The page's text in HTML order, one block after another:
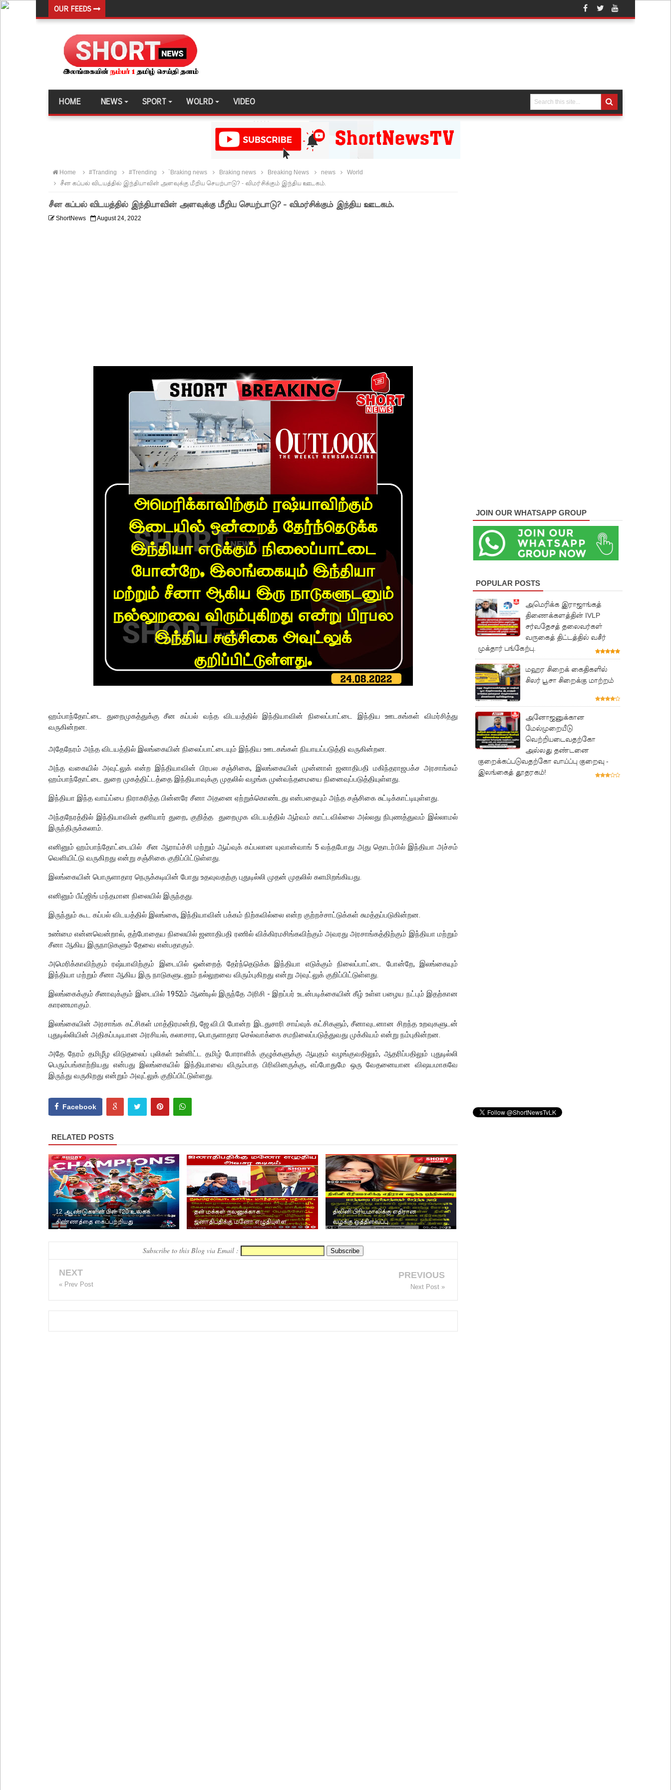
OUR FEEDS
நீர்கொழும்பு சிறைச்சாலை மோதல்: சந்தேகநபர்கள் 62 ஆக உயர்வு
நான்கு மாவட்டங்களுக்கு மண்சரிவு அபாய எச்சரிக்கை!
நேற்றைய மெகசின் சிறை மோதலில் கைதி ஒருவர் பலி!
நாட்டில் தொடரும் சிறைக்கலவரங்கள் - முப்படையினருக்கு விடுக்கப்பட்ட அறிவிப்பு!
பேராதனைப் பல்கலை மாணவர்களுக்கான முக்கிய அறிவிப்பு
குருவிட்ட சிறையின் பதற்றம் கட்டுப்பாட்டுக்குள் வந்தது!
யாழ்.சிறைச்சாலையிலும் விசேட பாதுகாப்பு நடவடிக்கை!
HOME NEWS SPORT WOLRD VIDEO
Home #Tranding #Trending `Braking news Braking news Breaking News news
World
சீன கப்பல் விடயத்தில் இந்தியாவின் அளவுக்கு மீறிய செயற்பாடு? - விமர்சிக்கும் இந்திய ஊடகம்.
சீன கப்பல் விடயத்தில் இந்தியாவின் அளவுக்கு மீறிய செயற்பாடு? - விமர்சிக்கும் இந்திய ஊடகம்.
ShortNews August 24, 2022
ஹம்பாந்தோட்டை துறைமுகத்துக்கு சீன கப்பல் வந்த விடயத்தில் இந்தியாவின் நிலைப்பாட்டை இந்திய ஊடகங்கள் விமர்சித்து
வருகின்றன.
அதேநேரம் அந்த விடயத்தில் இலங்கையின் நிலைப்பாட்டையும் இந்திய ஊடகங்கள் நியாயப்படுத்தி வருகின்றன.
அந்த வகையில் அவுட்லுக் என்ற இந்தியாவின் பிரபல சஞ்சிகை, இலங்கையின் முன்னாள் ஜனாதிபதி மகிந்தராஜபக்ச அரசாங்கம்
ஹம்பாந்தோட்டை துறை முகத்திட்டத்தை இந்தியாவுக்கு முதலில் வழங்க முன்வந்தமையை நினைவுப்படுத்தியுள்ளது.
இந்தியா இந்த வாய்ப்பை நிராகரித்த பின்னரே சீனா அதனை ஏற்றுக்கொண்டது என்பதையும் அந்த சஞ்சிகை சுட்டிக்காட்டியுள்ளது.
அந்தநேரத்தில் இந்தியாவின் தனியார் துறை, குறித்த துறைமுக விடயத்தில் ஆர்வம் காட்டவில்லை அல்லது நிபுணத்துவம் இல்லாமல்
இருந்திருக்கலாம்.
எனினும் ஹம்பாந்தோட்டையில் சீன ஆராய்ச்சி மற்றும் ஆய்வுக் கப்பலான யுவான்வாங் 5 வந்தபோது அது தொடர்பில் இந்தியா அச்சம்
வெளியிட்டு வருகிறது என்று சஞ்சிகை குறிப்பிட்டுள்ளது.
இலங்கையின் பொருளாதார நெருக்கடியின் போது உதவுவதற்கு புதுடில்லி முதன் முதலில் களமிறங்கியது.
எனினும் பீய்ஜிங் மந்தமான நிலையில் இருந்தது.
இருந்தும் கூட கப்பல் விடயத்தில் இலங்கை, இந்தியாவின் பக்கம் நிற்கவில்லை என்ற குற்றச்சாட்டுக்கள் சுமத்தப்படுகின்றன.
உண்மை என்னவென்றால், தற்போதைய நிலையில் ஜனாதிபதி ரணில் விக்கிரமசிங்கவிற்கும் அவரது அரசாங்கத்திற்கும் இந்தியா மற்றும்
சீனா ஆகிய இருநாடுகளும் தேவை என்பதாகும்.
அமெரிக்காவிற்கும் ரஷ்யாவிற்கும் இடையில் ஒன்றைத் தேர்ந்தெடுக்க இந்தியா எடுக்கும் நிலைப்பாட்டை போன்றே, இலங்கையும்
இந்தியா மற்றும் சீனா ஆகிய இரு நாடுகளுடனும் நல்லுறவை விரும்புகிறது என்று அவுட்லுக் குறிப்பிட்டுள்ளது.
இலங்கைக்கும் சீனாவுக்கும் இடையில் 1952ம் ஆண்டில் இருந்தே அரிசி - இறப்பர் உடன்படிக்கையின் கீழ் உள்ள பழைய நட்பும் இதற்கான
காரணமாகும்.
இலங்கையின் அரசாங்க கட்சிகள் மாத்திரமன்றி, ஜே.வி.பி போன்ற இடதுசாரி சாய்வுக் கட்சிகளும், சீனாவுடனான சிறந்த உறவுகளுடன்
புதுடில்லியின் அதிகப்படியான அரசியல், கலாசார, பொருளாதார செல்வாக்கை சமநிலைப்படுத்துவது முக்கியம் என்று நம்புகின்றன.
அதே நேரம் தமிழீழ விடுதலைப் புலிகள் உள்ளிட்ட தமிழ் போராளிக் குழுக்களுக்கு ஆயுதம் வழங்குவதிலும், ஆதரிப்பதிலும் புதுடில்லி
பெரும்பங்காற்றியது என்பது இலங்கையில் இந்தியாவை விரும்பாத பிரிவினருக்கு, எப்போதுமே ஒரு வேதனையான விஷயமாகவே
இருந்து வருகிறது என்றும் அவுட்லுக் குறிப்பிட்டுள்ளது.
Facebook
RELATED POSTS
12 ஆண்டுகளின் பின் T20 உலகக்
கிண்ணத்தை கைப்பற்றியது
தன் மக்கள் நலனுக்காக...
ஜனாதிபதிக்கு மனோ எழுதியுள்ள
திலினி பிரியமாலிக்கு எதிரான
வழக்கு ஒத்திவைப்பு
Subscribe to this Blog via Email :
NEXT
« Prev Post
PREVIOUS
Next Post »
JOIN OUR WHATSAPP GROUP
POPULAR POSTS
அமெரிக்க இராஜாங்கத்
திணைக்களத்தின் IVLP
சர்வதேசத் தலைவர்கள்
வருகைத் திட்டத்தில் வசீர்
முக்தார் பங்கேற்பு.
மஹர சிறைக் கைதிகளில்
சிலர் பூசா சிறைக்கு மாற்றம்
அனோஜனுக்கான
மேல்முறையீடு
வெற்றியடைவதற்கோ
அல்லது தண்டனை
குறைக்கப்படுவதற்கோ வாய்ப்பு குறைவு -
இலங்கைத் தூதரகம்!